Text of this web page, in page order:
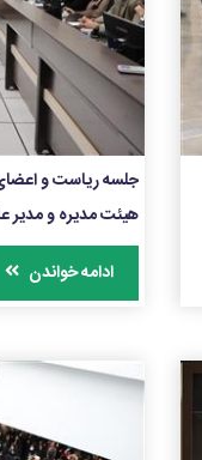
جلسه ریاست و
هیئت مدیره و مدیر
ادامه خواندن